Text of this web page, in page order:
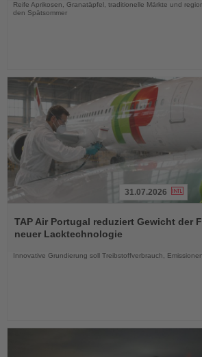
Reife Aprikosen, Granatäpfel, traditionelle Märkte und
den Spätsommer
Sie
die
31.07.2026
TAP Air Portugal reduziert Gewicht der
neuer Lacktechnologie
Innovative Grundierung soll Treibstoffverbrauch,